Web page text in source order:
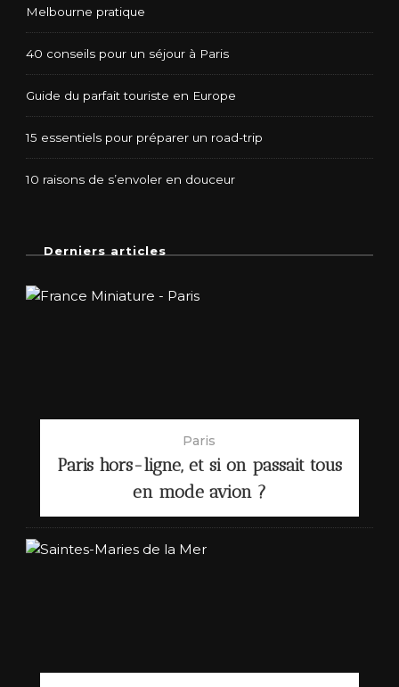
Melbourne pratique
40 conseils pour un séjour à Paris
Guide du parfait touriste en Europe
15 essentiels pour préparer un road-trip
10 raisons de s’envoler en douceur
Derniers articles
Paris
Paris hors-ligne, et si on passait tous
en mode avion ?